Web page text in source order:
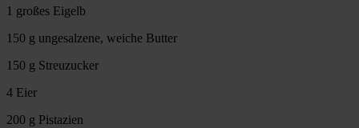
1 großes Eigelb
150 g ungesalzene, weiche Butter
150 g Streuzucker
4 Eier
200 g Pistazien